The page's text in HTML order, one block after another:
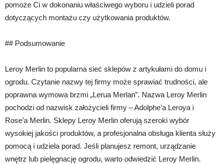
pomoże Ci w dokonaniu właściwego wyboru i udzieli porad
dotyczących montażu czy użytkowania produktów.
## Podsumowanie
Leroy Merlin to popularna sieć sklepów z artykułami do domu i
ogrodu. Czytanie nazwy tej firmy może sprawiać trudności, ale
poprawna wymowa brzmi „Lerua Merlan”. Nazwa Leroy Merlin
pochodzi od nazwisk założycieli firmy – Adolphe’a Leroya i
Rose’a Merlin. Sklepy Leroy Merlin oferują szeroki wybór
wysokiej jakości produktów, a profesjonalna obsługa klienta służy
pomocą i udziela porad. Jeśli planujesz remont, urządzanie
wnętrz lub pielęgnację ogrodu, warto odwiedzić Leroy Merlin.